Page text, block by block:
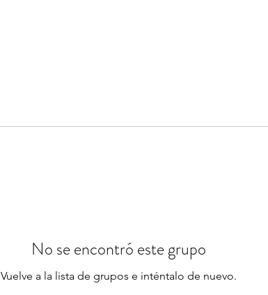
No se encontró este grupo
Vuelve a la lista de grupos e inténtalo de nuevo.